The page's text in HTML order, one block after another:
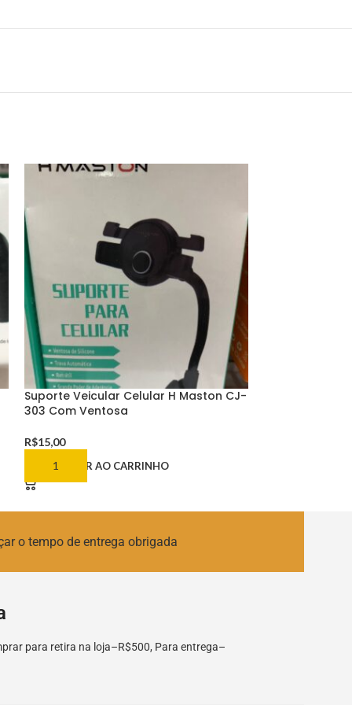
Suporte Veicular Celular H Maston CJ-
303 Com Ventosa
R$15,00
ADICIONAR AO CARRINHO
o tempo de entrega obrigada
para retira na loja–R$500, Para entrega–